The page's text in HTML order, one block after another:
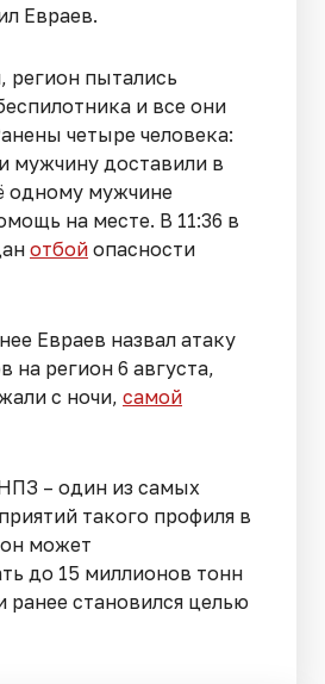
Евраев.
регион пытались
и все они
четыре человека:
мужчину доставили в
одному мужчине
на месте. В 11:36 в
отбой опасности
Евраев назвал атаку
на регион 6 августа,
с ночи, самой
– один из самых
такого профиля в
может
до 15 миллионов тонн
ранее становился целью